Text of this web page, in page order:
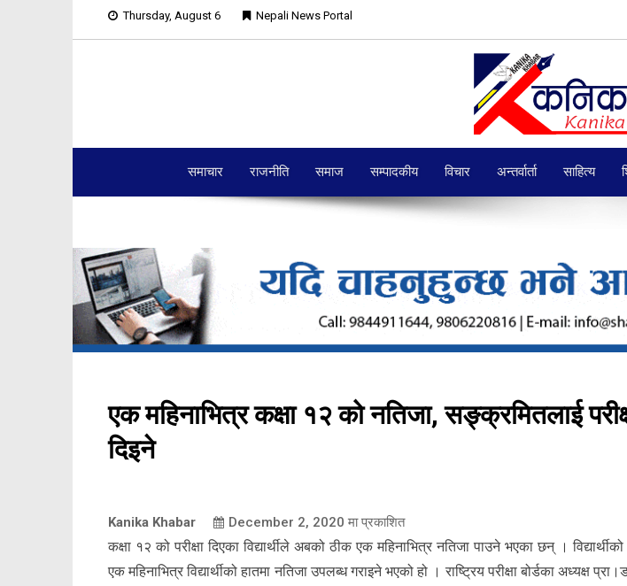
Thursday, August 6 Nepali News Portal
समाचार राजनीति समाज सम्पादकीय विचार अन्तर्वार्ता साहित्य
एक महिनाभित्र कक्षा १२ को नतिजा, सङ्क्रमितलाई
दिइने
Kanika Khabar December 2, 2020 मा प्रकाशित
कक्षा १२ को परीक्षा दिएका विद्यार्थीले अबको ठीक एक महिनाभित्र नतिजा पाउने भएका छन् ।
एक महिनाभित्र विद्यार्थीको हातमा नतिजा उपलब्ध गराइने भएको हो । राष्ट्रिय परीक्षा बोर्डका अध्यक्ष